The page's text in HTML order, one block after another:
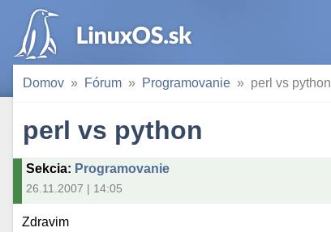
Domov Fórum Programovanie perl vs python
perl vs python
Sekcia: Programovanie
26.11.2007 | 14:05
Zdravim